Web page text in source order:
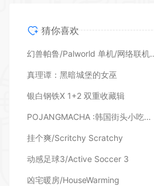
猜你喜欢
幻兽帕鲁/Palworld 单
真理谭：黑暗城堡的女巫
银白钢铁X 1+2 双重收藏辑
POJANGMACHA :韩国街头小吃模拟器
挂个爽/Scritchy Scratchy
动感足球3/Active Soccer 3
凶宅暖房/HouseWarming